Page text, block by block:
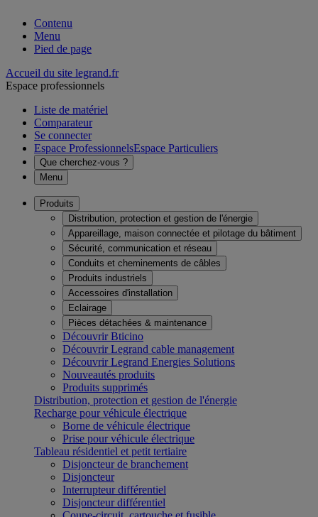
Contenu
Menu
Pied de page
Accueil du site legrand.fr
Espace professionnels
Liste de matériel
Comparateur
Se connecter
Espace ProfessionnelsEspace Particuliers
Que cherchez-vous ?
Menu
Produits
Distribution, protection et gestion de l'énergie
Appareillage, maison connectée et pilotage du bâtiment
Sécurité, communication et réseau
Conduits et cheminements de câbles
Produits industriels
Accessoires d'installation
Eclairage
Pièces détachées & maintenance
Découvrir Bticino
Découvrir Legrand cable management
Découvrir Legrand Energies Solutions
Nouveautés produits
Produits supprimés
Distribution, protection et gestion de l'énergie
Recharge pour véhicule électrique
Borne de véhicule électrique
Prise pour véhicule électrique
Tableau résidentiel et petit tertiaire
Disjoncteur de branchement
Disjoncteur
Interrupteur différentiel
Disjoncteur différentiel